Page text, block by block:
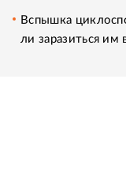
Вспышка
ли заразиться им